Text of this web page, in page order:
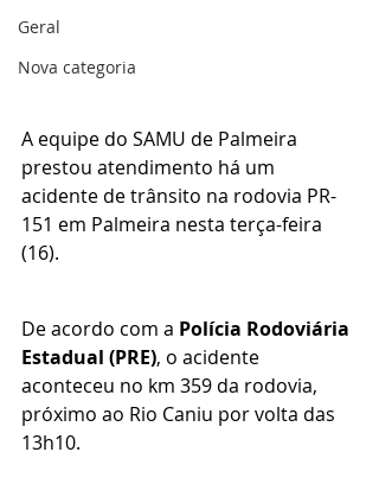
Geral
Nova categoria
A equipe do SAMU de Palmeira
prestou atendimento há um
acidente de trânsito na rodovia PR-
151 em Palmeira nesta terça-feira
(16).
De acordo com a Polícia Rodoviária
Estadual (PRE), o acidente
aconteceu no km 359 da rodovia,
próximo ao Rio Caniu por volta das
13h10.